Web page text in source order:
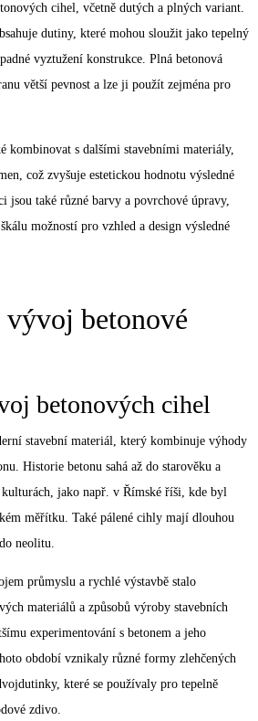
cihel, včetně dutých a plných variant.
dutiny, které mohou sloužit jako tepelný
vyztužení konstrukce. Plná betonová
větší pevnost a lze ji použít zejména pro
kombinovat s dalšími stavebními materiály,
což zvyšuje estetickou hodnotu výsledné
jsou také různé barvy a povrchové úpravy,
možností pro vzhled a design výsledné
betonové
betonových cihel
stavební materiál, který kombinuje výhody
Historie betonu sahá až do starověku a
jako např. v Římské říši, kde byl
měřítku. Také pálené cihly mají dlouhou
neolitu.
průmyslu a rychlé výstavbě stalo
materiálů a způsobů výroby stavebních
experimentování s betonem a jeho
období vznikaly různé formy zlehčených
které se používaly pro tepelně
zdivo.